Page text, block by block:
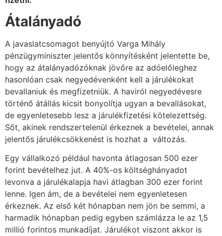
Átalányadó
A javaslatcsomagot benyújtó Varga Mihály
pénzügyminiszter jelentős könnyítésként jelentette be,
hogy az átalányadózóknak jövőre az adóelőleghez
hasonlóan csak negyedévenként kell a járulékokat
bevallaniuk és megfizetniük. A haviról negyedévesre
történő átállás kicsit bonyolítja ugyan a bevallásokat,
de egyenletesebb lesz a járulékfizetési kötelezettség.
Sőt, akinek rendszertelenül érkeznek a bevételei, annak
jelentős járulékcsökkenést is hozhat a változás.
Egy vállalkozó például havonta átlagosan 500 ezer
forint bevételhez jut. A 40%-os költséghányadot
levonva a járulékalapja havi átlagban 300 ezer forint
lenne. Igen ám, de a bevételei nem egyenletesen
érkeznek. Az első két hónapban nem jön be semmi, a
harmadik hónapban pedig egyben számlázza le az 1,5
millió forintos munkadíjat. Járulékot viszont akkor is